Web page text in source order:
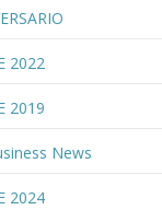
2022
2019
News
2024